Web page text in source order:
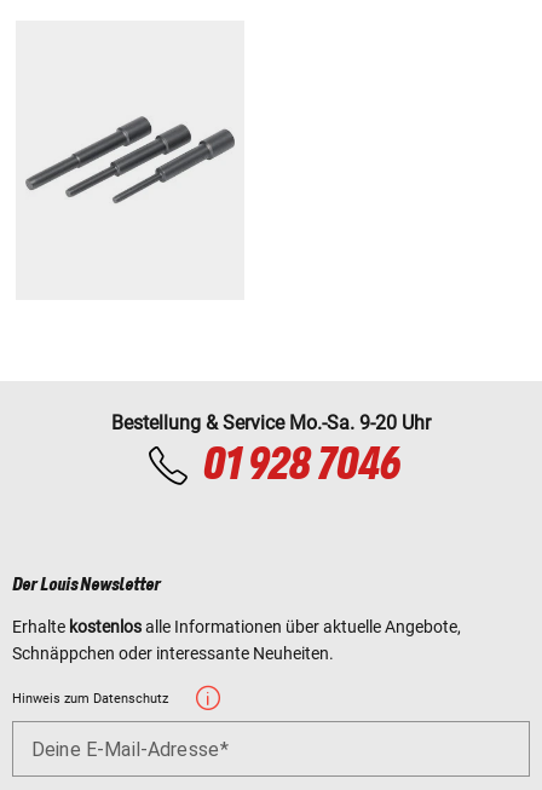
Bestellung & Service Mo.-Sa. 9-20 Uhr
01 928 7046
Der Louis Newsletter
Erhalte kostenlosalle Informationen über aktuelle Angebote,
Schnäppchen oder interessante Neuheiten.
Hinweis zum Datenschutz
Deine E-Mail-Adresse